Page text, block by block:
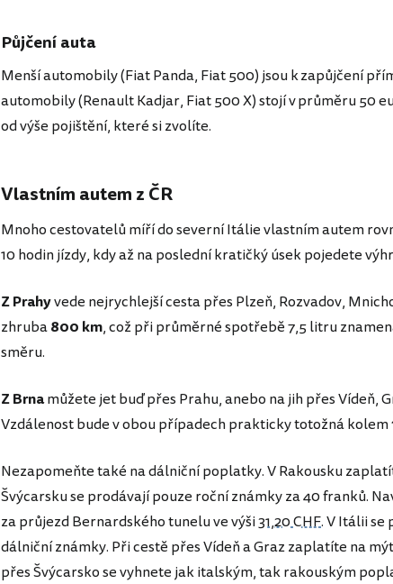
Půjčení auta
Menší automobily (Fiat Panda, Fiat 500) jsou k zapůjčení
automobily (Renault Kadjar, Fiat 500 X) stojí v průměru 50
od výše pojištění, které si zvolíte.
Vlastním autem z ČR
Mnoho cestovatelů míří do severní Itálie vlastním autem
10 hodin jízdy, kdy až na poslední kratičký úsek pojedete
Z Prahyvede nejrychlejší cesta přes Plzeň, Rozvadov,
zhruba800 km, což při průměrné spotřebě 7,5 litru
směru.
Z Brnamůžete jet buď přes Prahu, anebo na jih přes Vídeň,
Vzdálenost bude v obou případech prakticky totožná kolem
Nezapomeňte také na dálniční poplatky. V Rakousku
Švýcarsku se prodávají pouze roční známky za 40 franků.
za průjezd Bernardského tunelu ve výši31,20 CHF. V Itálii
dálniční známky. Při cestě přes Vídeň a Graz zaplatíte na
přes Švýcarsko se vyhnete jak italským, tak rakouským